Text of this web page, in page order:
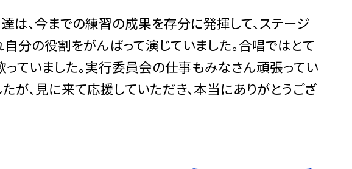
、今までの練習の成果を存分に発揮して、ステージ
自分の役割をがんばって演じていました。合唱ではとて
ていました。実行委員会の仕事もみなさん頑張ってい
が、見に来て応援していただき、本当にありがとうござ